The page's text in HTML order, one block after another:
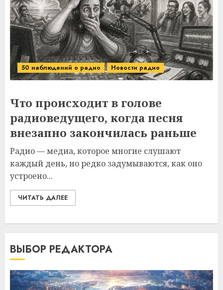
50 наблюдений о радио Новости радио
Что происходит в голове
радиоведущего, когда песня
внезапно закончилась раньше
Радио — медиа, которое многие слушают
каждый день, но редко задумываются, как оно
устроено...
ЧИТАТЬ ДАЛЕЕ
ВЫБОР РЕДАКТОРА